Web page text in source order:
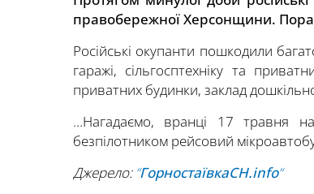
правобережної Херсонщини.
Російські окупанти пошкодили
гаражі, сільгосптехніку та
приватних будинки, заклад
…Нагадаємо, вранці 17 травня
безпілотником рейсовий
Джерело: “ГорностаївкаСН.info“